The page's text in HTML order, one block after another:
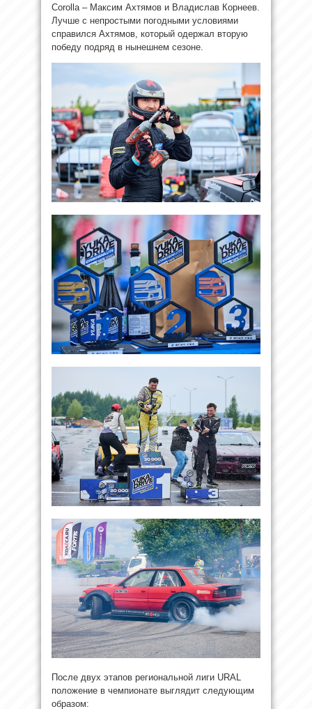
Corolla – Максим Ахтямов и Владислав Корнеев.
Лучше с непростыми погодными условиями
справился Ахтямов, который одержал вторую
победу подряд в нынешнем сезоне.
После двух этапов региональной лиги URAL
положение в чемпионате выглядит следующим
образом: